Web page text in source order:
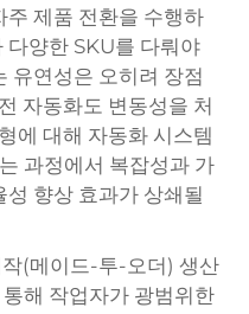
주 제품 전환을 수행하
다양한 SKU를 다뤄야
유연성은 오히려 장점
자동화도 변동성을 처
에 대해 자동화 시스템
과정에서 복잡성과 가
향상 효과가 상쇄될
(메이드-투-오더) 생산
해 작업자가 광범위한